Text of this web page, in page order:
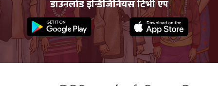
डाउनलोड इन्डिजिनियस टिभी एप